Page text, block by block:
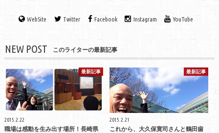
WebSite Twitter Facebook Instagram YouTube
NEW POST このライターの最新記事
最新記事
2015.2.22
職場は感動を生み出す場所！長崎県
最新記事
2015.2.21
これから、大久保寛司さんと鶴田歯